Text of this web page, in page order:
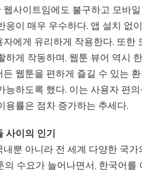
웹사이트임에도 불구하고 모바
응이 매우 우수하다. 앱 설치 없
자에게 유리하게 작용한다. 또한
하게 작동하며, 웹툰 뷰어 역시
든 웹툰을 편하게 즐길 수 있는
능하도록 했다. 이는 사용자 편
용률은 점차 증가하는 추세다.
사이의 인기
내뿐 아니라 전 세계 다양한 국
의 수요가 늘어나면서, 한국어